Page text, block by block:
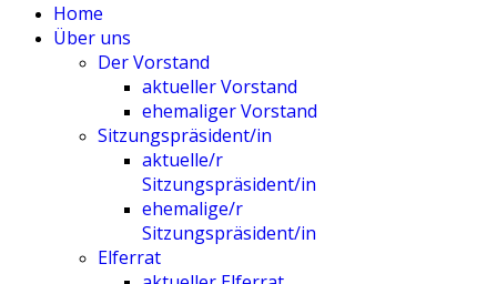
Home
Über uns
Der Vorstand
aktueller Vorstand
ehemaliger Vorstand
Sitzungspräsident/in
aktuelle/r
Sitzungspräsident/in
ehemalige/r
Sitzungspräsident/in
Elferrat